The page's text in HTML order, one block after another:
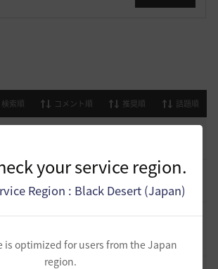
your service region.
Region : Black Desert (Japan)
is optimized for users from the Japan
region.
検索順 コメント順 推奨順 話題順
ベント] 今週のイベントは？
53.1K 黒い砂漠 2023.02.28
初めての冒険者の皆様のために準備したA to Z！
43.2K 黒い砂漠 2022.12.21